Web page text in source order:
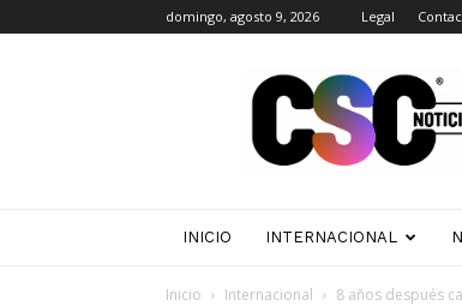
domingo, agosto 9, 2026 Legal
Noticias
INICIO INTERNACIONAL
Inicio Internacional 8 años después